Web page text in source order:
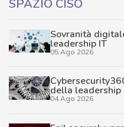
SPAZIO CISO
Sovranità
leadership IT
05 Ago 2026
della
04 Ago 2026